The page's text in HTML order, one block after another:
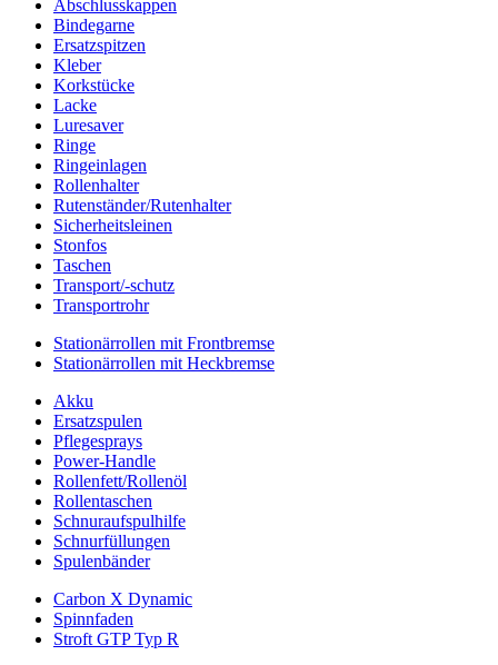
Abschlusskappen
Bindegarne
Ersatzspitzen
Kleber
Korkstücke
Lacke
Luresaver
Ringe
Ringeinlagen
Rollenhalter
Rutenständer/Rutenhalter
Sicherheitsleinen
Stonfos
Taschen
Transport/-schutz
Transportrohr
Stationärrollen mit Frontbremse
Stationärrollen mit Heckbremse
Akku
Ersatzspulen
Pflegesprays
Power-Handle
Rollenfett/Rollenöl
Rollentaschen
Schnuraufspulhilfe
Schnurfüllungen
Spulenbänder
Carbon X Dynamic
Spinnfaden
Stroft GTP Typ R